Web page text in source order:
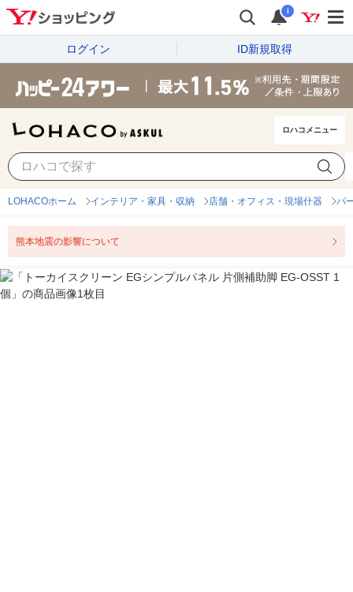
i
ログイン ID新規取得
ロハコメニュー
LOHACOホーム インテリア・家具・収納 店舗・オフィス・現場什器 パ
熊本地震の影響について